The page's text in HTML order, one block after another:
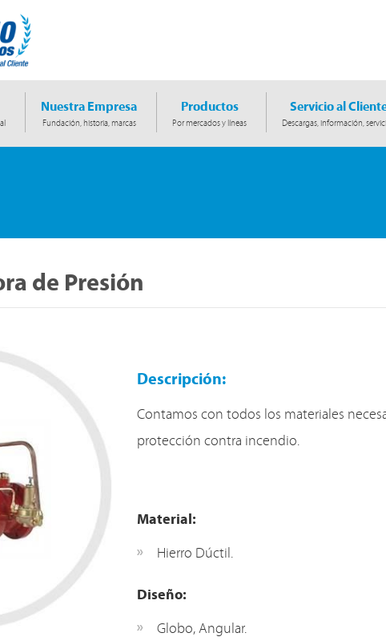
Nuestra Empresa
Fundación, historia, marcas
Productos
Por mercados y líneas
Servicio al
Descargas, información,
de Presión
Descripción:
Contamos con todos los materiales
protección contra incendio.
Material:
Hierro Dúctil.
Diseño:
Globo, Angular.